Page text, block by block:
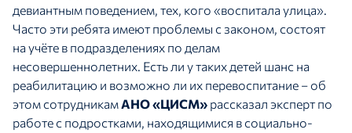
девиантным поведением, тех, кого «воспитала улица».
Часто эти ребята имеют проблемы с законом, состоят
на учёте в подразделениях по делам
несовершеннолетних. Есть ли у таких детей шанс на
реабилитацию и возможно ли их перевоспитание – об
этом сотрудникамАНО «ЦИСМ» рассказал эксперт по
работе с подростками, находящимися в социально-